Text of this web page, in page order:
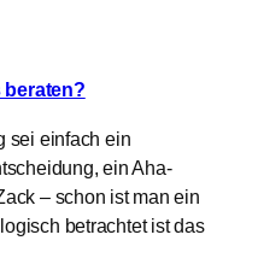
sei einfach ein
ein Aha-
– schon ist man ein
betrachtet ist das